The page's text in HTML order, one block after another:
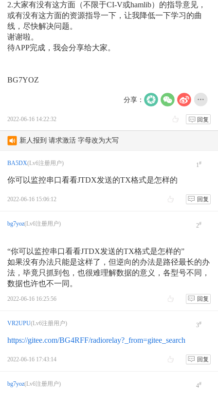
2.大家有没有这方面（不限于CI-V或hamlib）的指导意见，
或有没有这方面的资源指导一下，让我降低一下学习的曲
线，尽快解决问题。
谢谢啦。
待APP完成，我会分享给大家。
BG7YOZ
分享：
2022-06-16 14:22:32 回复
宝锋UV36接收短波SSB如何？
新人报到 请求激活 字母改为大写
test
AVRT4 DIGI 不轉發
AS-158海岛编号的诞生
BA5DX(Lv6注册用户) 1#
你可以监控串口看看JTDX发送的TX格式是怎样的
2022-06-16 15:06:12 回复
bg7yoz(Lv6注册用户) 2#
“你可以监控串口看看JTDX发送的TX格式是怎样的”
如果没有办法只能是这样了，但逆向的办法是路径最长的办
法，毕竟只抓到包，也很难理解数据的意义，各型号不同，
数据也许也不一同。
2022-06-16 16:25:56 回复
VR2UPU(Lv6注册用户) 3#
https://gitee.com/BG4RFF/radiorelay?_from=gitee_search
2022-06-16 17:43:14 回复
bg7yoz(Lv6注册用户) 4#